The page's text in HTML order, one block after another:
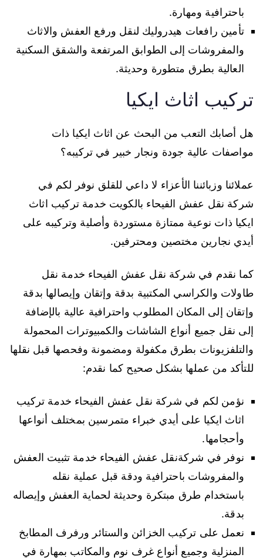
باحترافية ومهارة.
تأمين رافعات هيدروليك لنقل ورفع العفش والاثاث
والمفروشات إلى الطوابق المرتفعة والشقق السكنية
العالية بطرق متطورة وحديثة.
تركيب اثاث ايكيا
هل أصابك التعب من البحث عن اثاث ايكيا ذات
مواصفات عالية جودة ونجار خبير في تركيبه؟
عملائنا وزبائننا الأعزاء لا داعي للقلق نوفر لكم في
شركة نقل عفش الفيحاء بالكويت خدمة تركيب اثاث
ايكيا ذات نوعية ممتازة مستوردة وأصلية وتركيبه على
أيدي نجارين مختصين ومحترفين.
كما نقدم في شركة نقل عفش الفيحاء خدمة نقل
طاولات والكراسي المكتبية بدقة وإتقان وإيصالها بدقة
وإتقان إلى المكان المطلوب واحترافية عالية بالإضافة
إلى نقل جميع أنواع الشاشات والكمبيوترات المحمولة
والتلفزيونات بطرق مكفولة ومضمونة وفحصها قبل نقلها
للتأكد من عملها بشكل صحيح كما نقدم:
نؤمن لكم في شركة نقل عفش الفيحاء خدمة تركيب
اثاث ايكيا على أيدي خبراء متمرسين بمختلف أنواعها
وأحجامها.
نوفر في شركةنقل عفش الفيحاء خدمة تثبيت العفش
والمفروشات باحترافية ودقة قبل عملية نقله
باستخدام طرق مبتكرة وحديثة لحماية العفش وإيصاله
بدقة.
نعمل على تركيب الخزائن والستائر ورفرف المطابخ
المنزلية وجميع أنواع غرف نوم والمكاتب بمهارة في